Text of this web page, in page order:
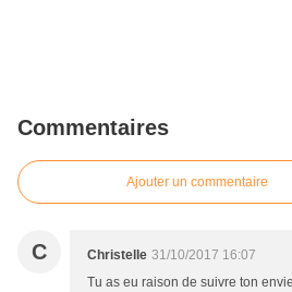
Commentaires
Ajouter un commentaire
C Christelle 31/10/2017 16:07
Tu as eu raison de suivre ton